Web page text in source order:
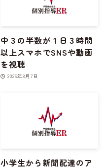
中３の半数が１日３時間
以上スマホでSNSや動画
を視聴
2026年8月7日
小学生から新聞配達のア